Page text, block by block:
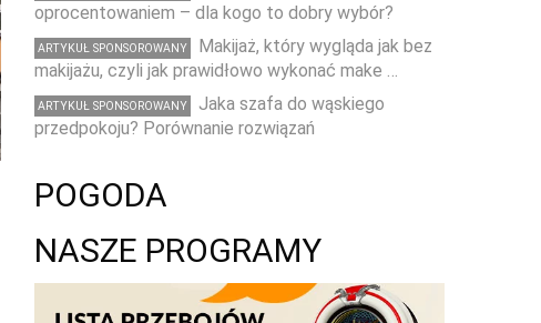
oprocentowaniem – dla kogo to dobry wybór?
ARTYKUŁ SPONSOROWANY
Makijaż, który wygląda jak bez
makijażu, czyli jak prawidłowo wykonać make …
ARTYKUŁ SPONSOROWANY
Jaka szafa do wąskiego
przedpokoju? Porównanie rozwiązań
POGODA
NASZE PROGRAMY